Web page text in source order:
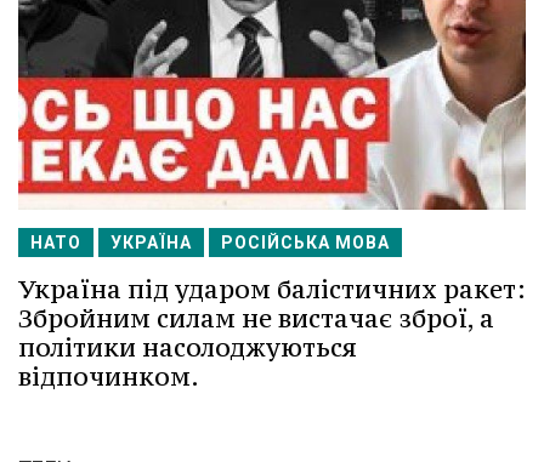
НАТО УКРАЇНА РОСІЙСЬКА МОВА
Україна під ударом балістичних ракет:
Збройним силам не вистачає зброї, а
політики насолоджуються
відпочинком.